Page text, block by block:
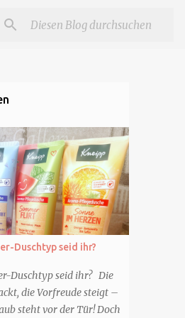
Duschtyp seid ihr?
Duschtyp seid ihr? Die
die Vorfreude steigt –
steht vor der Tür! Doch